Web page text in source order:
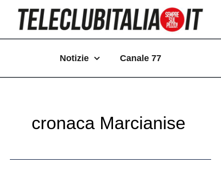
contenuto
Notizie Canale 77
cronaca Marcianise
articoli